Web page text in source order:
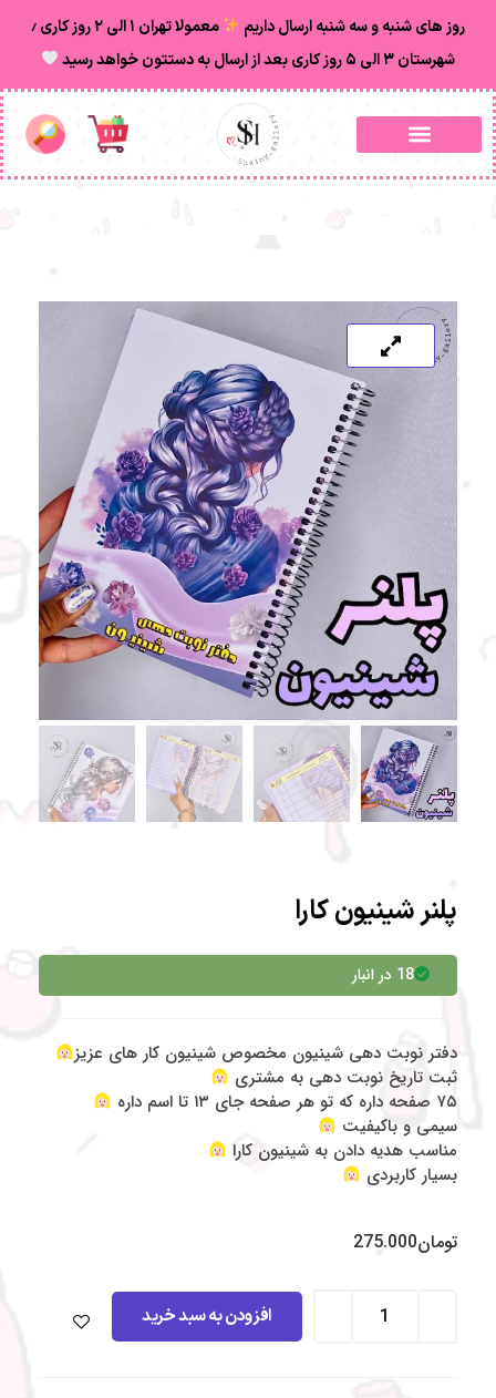
روز های شنبه و سه شنبه ارسال داریم
معمولا تهران ۱ الی ۲ روز‌ کاری ٫
شهرستان ۳ الی ۵ روز کاری بعد از ارسال به دستتون خواهد رسید
پلنر شینیون کارا
18 در انبار
دفتر نوبت دهی شینیون مخصوص شینیون کار های عزیز
ثبت تاریخ نوبت دهی به مشتری
۷۵ صفحه داره که تو هر صفحه جای ۱۳ تا اسم داره
سیمی و باکیفیت
مناسب هدیه دادن به شینیون کارا
بسیار کاربردی
تومان275.000
افزودن به سبد خرید